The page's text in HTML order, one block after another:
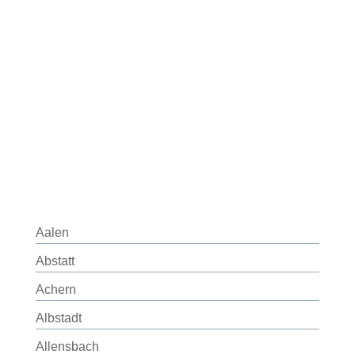
Aalen
Abstatt
Achern
Albstadt
Allensbach